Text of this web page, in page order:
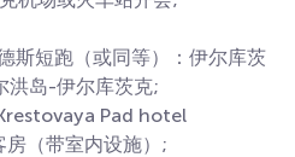
斯短跑（或同等）：伊尔库茨
洪岛-伊尔库茨克;
Pad hotel
（带室内设施）;